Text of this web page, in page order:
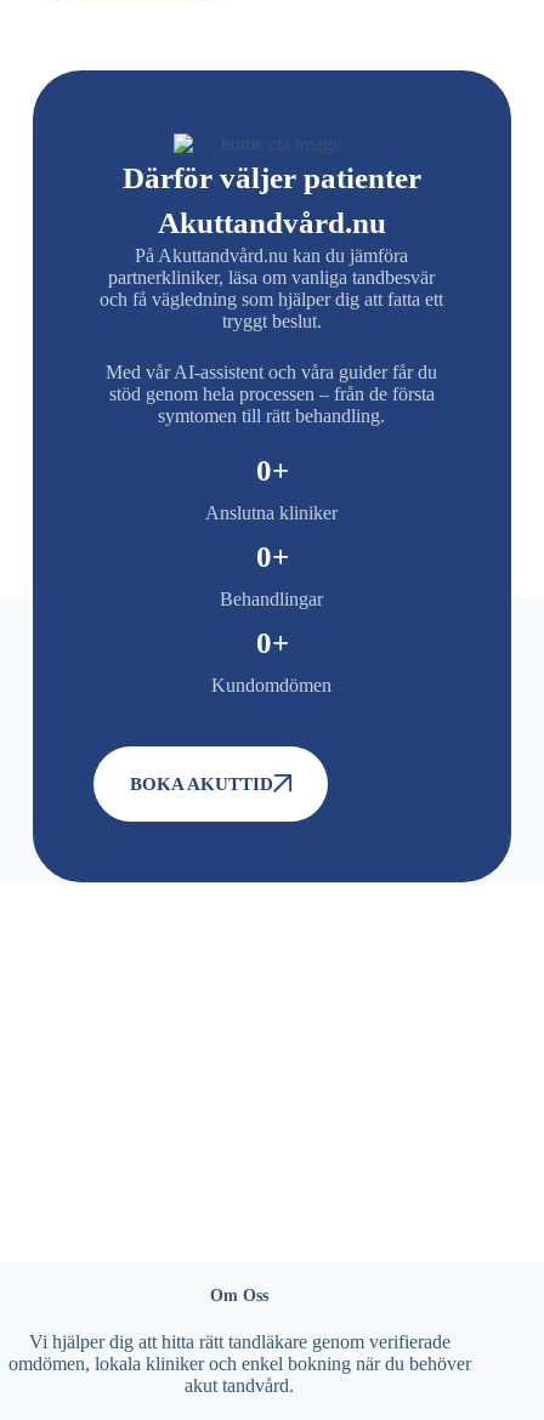
Därför väljer patienter
Akuttandvård.nu
På Akuttandvård.nu kan du jämföra
partnerkliniker, läsa om vanliga tandbesvär
och få vägledning som hjälper dig att fatta ett
tryggt beslut.
Med vår AI-assistent och våra guider får du
stöd genom hela processen – från de första
symtomen till rätt behandling.
Anslutna kliniker
0+
Behandlingar
0+
Kundomdömen
0+
BOKA AKUTTID
Om Oss
Vi hjälper dig att hitta rätt tandläkare genom verifierade
omdömen, lokala kliniker och enkel bokning när du behöver
akut tandvård.